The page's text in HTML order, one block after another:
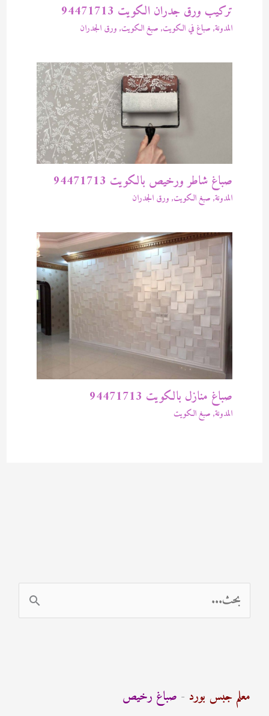
تركيب ورق جدران الكويت 94471713
المدونة, صباغ في الكويت, صبغ الكويت, ورق الجدران
صباغ شاطر ورخيص بالكويت 94471713
المدونة, صبغ الكويت, ورق الجدران
صباغ منازل بالكويت 94471713
المدونة, صبغ الكويت
ل
ث
معلم جبس بورد - صباغ رخيص